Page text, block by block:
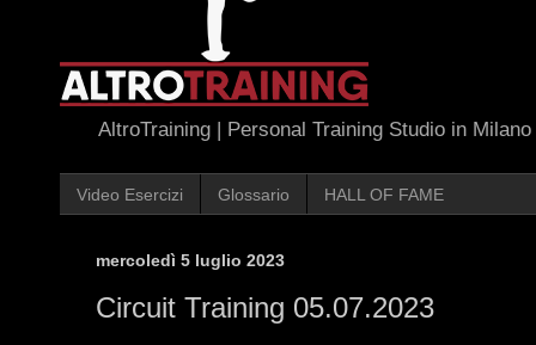
AltroTraining | Personal Training Studio in Milano
Video Esercizi Glossario HALL OF FAME
mercoledì 5 luglio 2023
Circuit Training 05.07.2023